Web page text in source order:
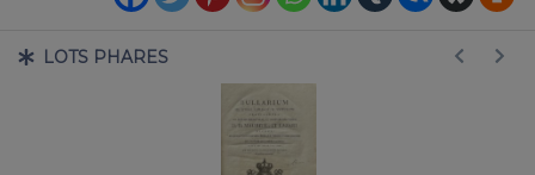
LOTS PHARES